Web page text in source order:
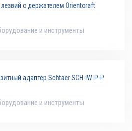
с держателем Orientcraft
и инструменты
адаптер Schtaer SCH-IW-P-P
и инструменты